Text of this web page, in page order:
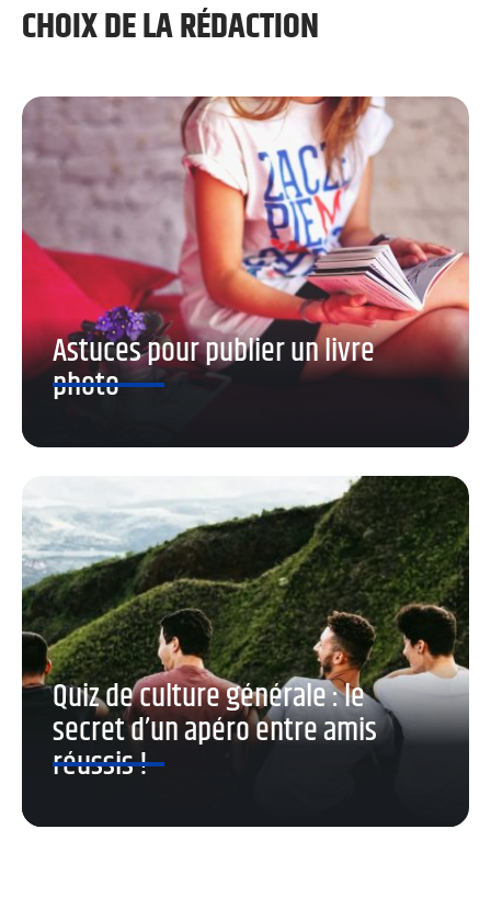
CHOIX DE LA RÉDACTION
Astuces pour publier un livre
photo
Quiz de culture générale : le
secret d’un apéro entre amis
réussis !